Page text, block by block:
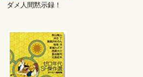
ダメ人間黙示録！